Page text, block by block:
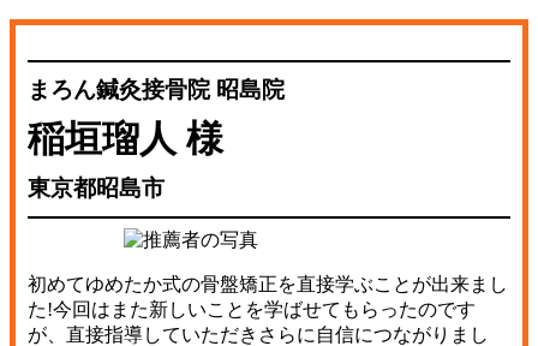
まろん鍼灸接骨院 昭島院
稲垣瑠人 様
東京都昭島市
初めてゆめたか式の骨盤矯正を直接学ぶことが出来まし
た!今回はまた新しいことを学ばせてもらったのです
が、直接指導していただきさらに自信につながりまし